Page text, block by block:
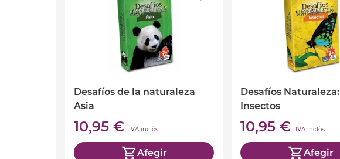
Desafíos de la naturaleza
Asia
10,95 € IVA inclòs
Afegir
Desafíos Naturaleza:
Insectos
10,95 € IVA inclòs
Afegir